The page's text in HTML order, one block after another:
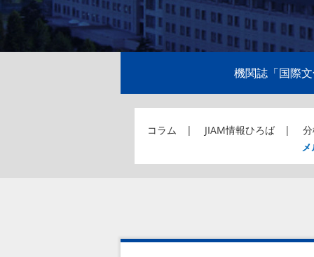
機関誌「国際文
コラム JIAM情報ひろば